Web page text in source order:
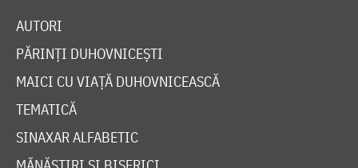
AUTORI
PĂRINȚI DUHOVNICEȘTI
MAICI CU VIAȚĂ DUHOVNICEASCĂ
TEMATICĂ
SINAXAR ALFABETIC